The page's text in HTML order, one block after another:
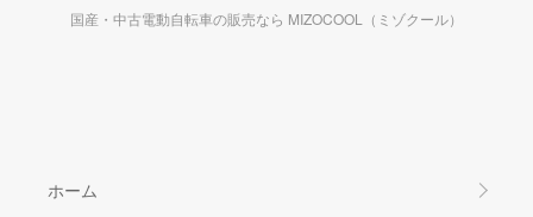
国産・中古電動自転車の販売なら MIZOCOOL（ミゾクール）
ホーム